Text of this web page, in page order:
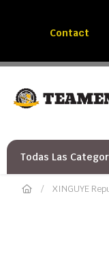
Contact
Todas Las
XINGUYE